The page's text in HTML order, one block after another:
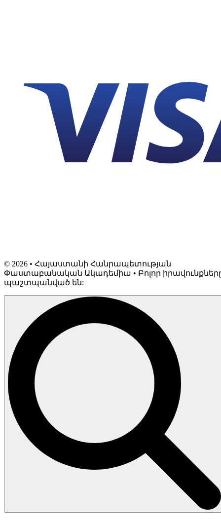
© 2026 • Հայաստանի Հանրապետության
Փաստաբանական Ակադեմիա • Բոլոր
պաշտպանված են: